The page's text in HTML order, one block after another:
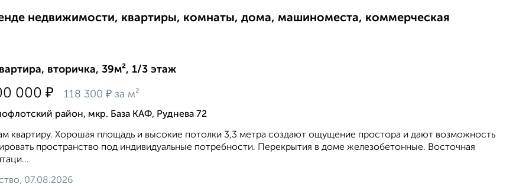
недвижимости, квартиры, комнаты, дома, машиноместа, коммерческая
вторичка, 39м², 1/3 этаж
000 ₽ 118 300 ₽ за м²
район, мкр. База КАФ, Руднева 72
квартиру. Хорошая площадь и высокие потолки 3,3 метра создают ощущение простора и дают возможность
пространство под индивидуальные потребности. Перекрытия в доме железобетонные. Восточная
07.08.2026